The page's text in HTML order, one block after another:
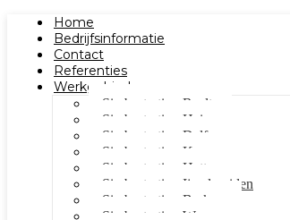
Home
Bedrijfsinformatie
Contact
Referenties
Werkgebied
Sierbestrating Raalte
Sierbestrating Heino
Sierbestrating Dalfsen
Sierbestrating Kampen
Sierbestrating Hattem
Sierbestrating Ijsselmuiden
Sierbestrating Berkum
Sierbestrating Wezep